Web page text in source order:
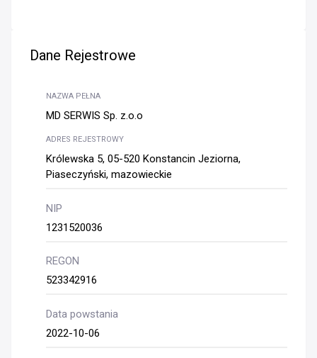
Dane Rejestrowe
NAZWA PEŁNA
MD SERWIS Sp. z.o.o
ADRES REJESTROWY
Królewska 5, 05-520 Konstancin Jeziorna,
Piaseczyński, mazowieckie
NIP
1231520036
REGON
523342916
Data powstania
2022-10-06